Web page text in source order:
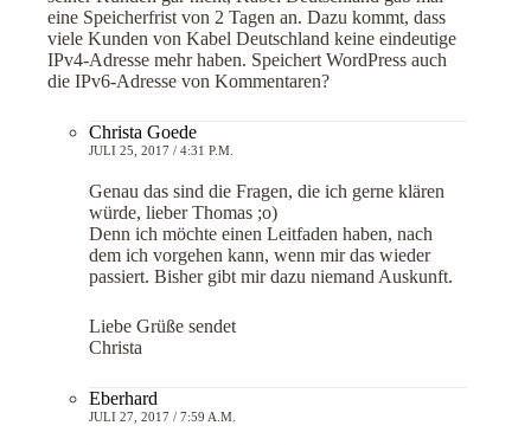
eine Speicherfrist von 2 Tagen an. Dazu kommt, dass
viele Kunden von Kabel Deutschland keine eindeutige
IPv4-Adresse mehr haben. Speichert WordPress auch
die IPv6-Adresse von Kommentaren?
Christa Goede
JULI 25, 2017 / 4:31 P.M.
Genau das sind die Fragen, die ich gerne klären
würde, lieber Thomas ;o)
Denn ich möchte einen Leitfaden haben, nach
dem ich vorgehen kann, wenn mir das wieder
passiert. Bisher gibt mir dazu niemand Auskunft.
Liebe Grüße sendet
Christa
Eberhard
JULI 27, 2017 / 7:59 A.M.